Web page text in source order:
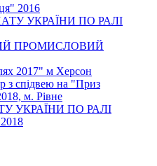
2016
УКРАЇНИ ПО РАЛІ
ПРОМИСЛОВИЙ
2017" м Херсон
з спідвею на "Приз
м. Рівне
УКРАЇНИ ПО РАЛІ